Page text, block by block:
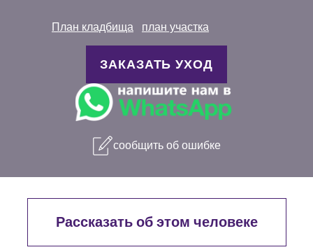
План кладбища план участка
ЗАКАЗАТЬ УХОД
сообщить об ошибке
Рассказать об этом человеке